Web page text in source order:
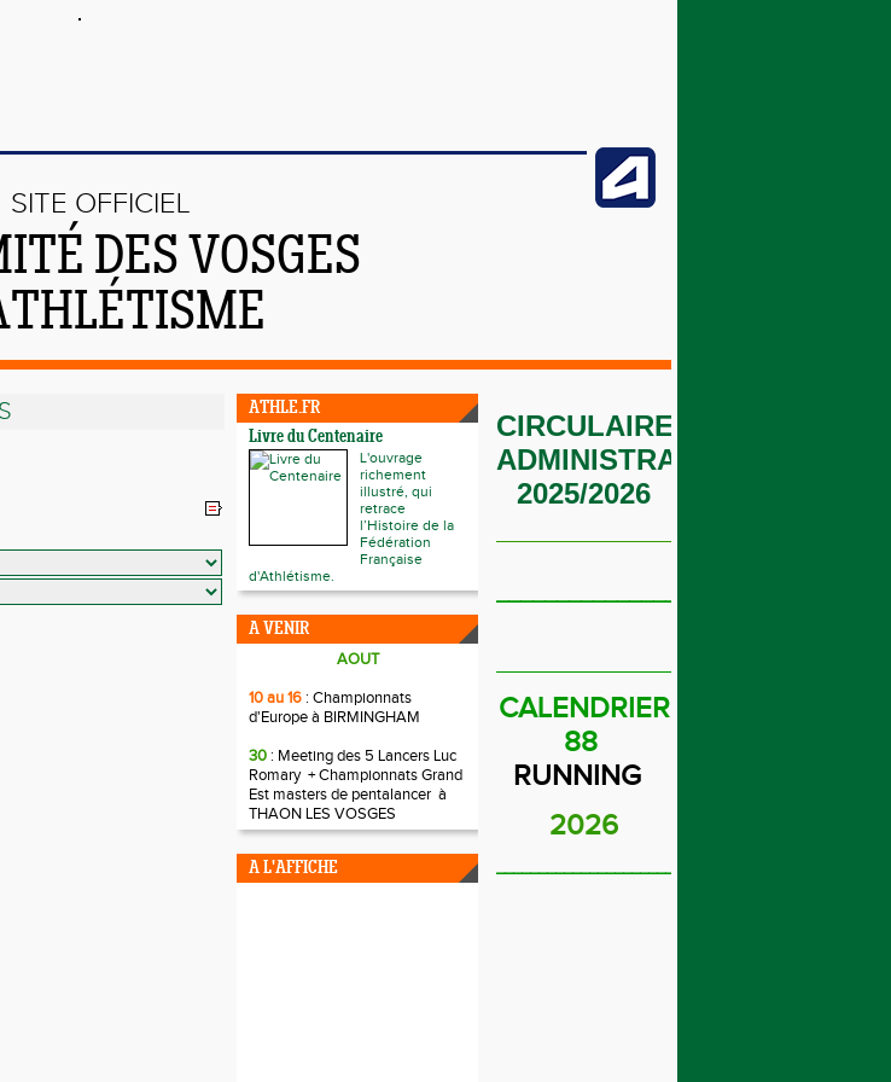
SITE OFFICIEL
DES VOSGES
ATHLE.FR
Livre du Centenaire
L'ouvrage
richement
illustré, qui
retrace
l’Histoire de la
Fédération
Française
d'Athlétisme.
A VENIR
AOUT
10 au 16 : Championnats
d'Europe à BIRMINGHAM
30 : Meeting des 5 Lancers Luc
Romary + Championnats Grand
Est masters de pentalancer à
THAON LES VOSGES
A L'AFFICHE
CIRCULAIRE
ADMINISTRATIVE
2025/2026
CALENDRIER
88
RUNNING
2026
______________________________